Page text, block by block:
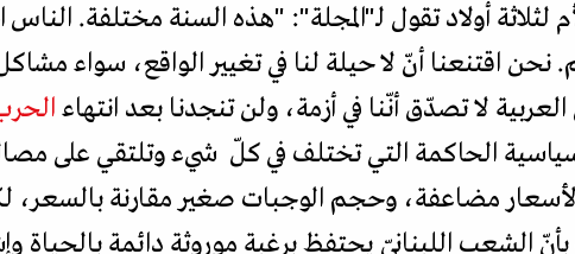
لثلاثة أولاد تقول لـ"المجلة": "هذه السنة مختلفة. الناس
اقتنعنا أنّ لا حيلة لنا في تغيير الواقع، سواء مشاكل
لا تصدّق أنّنا في أزمة، ولن تنجدنا بعد انتهاء
الحاكمة التي تختلف في كلّ شيء وتلتقي على
مضاعفة، وحجم الوجبات صغير مقارنة بالسعر،
الشعب اللبنانيّ يحتفظ برغبة موروثة دائمة